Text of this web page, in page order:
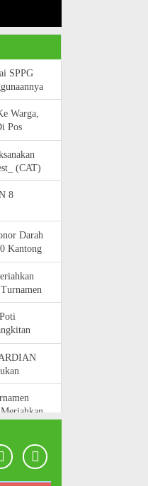
SPPG
Warga,
Pos
(CAT)
Polri
8
tapi
Darah
Kantong
Baru
Hulu